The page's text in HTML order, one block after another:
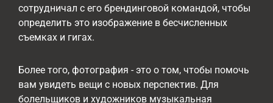
сотрудничал с его брендинговой командой, чтобы
определить это изображение в бесчисленных
съемках и гигах.
Более того, фотография - это о том, чтобы помочь
вам увидеть вещи с новых перспектив. Для
болельщиков и художников музыкальная